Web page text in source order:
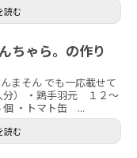
読む
ちゃら。の作り
まそん でも一応載せて
分） ・鶏手羽元 １２～
・トマト缶 ...
読む